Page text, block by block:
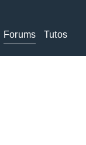
Forums Tutos